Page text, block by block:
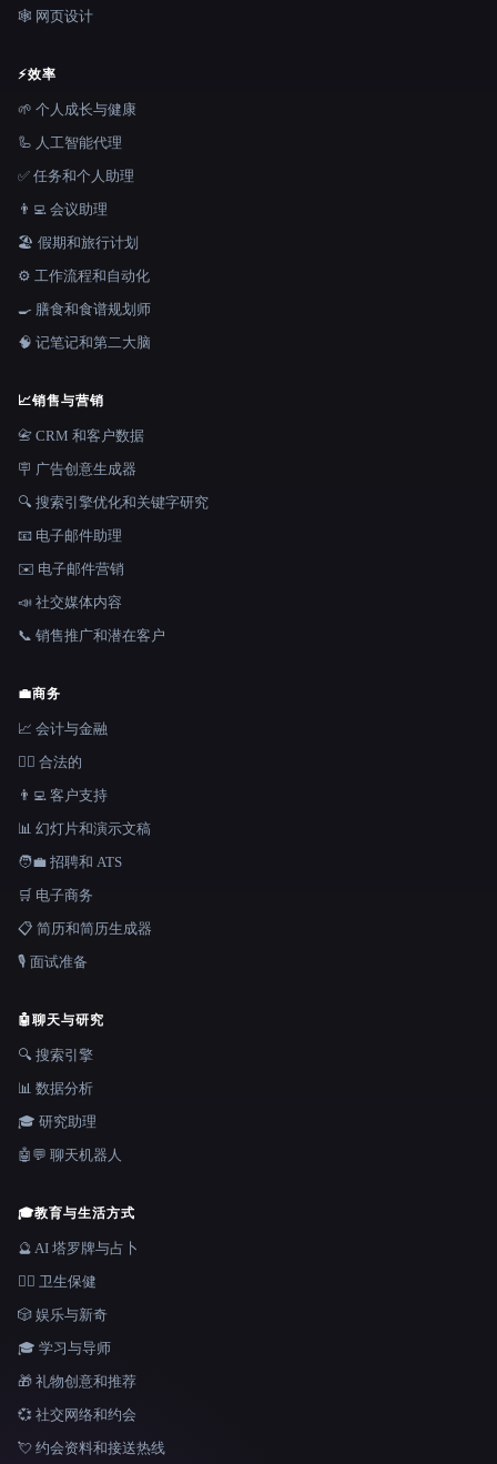
🕸 网页设计
⚡效率
🌱 个人成长与健康
🦾 人工智能代理
✅ 任务和个人助理
👨‍💻 会议助理
🏖 假期和旅行计划
⚙️ 工作流程和自动化
🍳 膳食和食谱规划师
🧠 记笔记和第二大脑
📈销售与营销
📇 CRM 和客户数据
🪧 广告创意生成器
🔍 搜索引擎优化和关键字研究
📧 电子邮件助理
✉️ 电子邮件营销
📣 社交媒体内容
📞 销售推广和潜在客户
💼商务
📈 会计与金融
👩‍⚖️ 合法的
👨‍💻 客户支持
📊 幻灯片和演示文稿
🧑‍💼 招聘和 ATS
🛒 电子商务
📋 简历和简历生成器
🎙️ 面试准备
🤖聊天与研究
🔍 搜索引擎
📊 数据分析
🎓 研究助理
🤖💬 聊天机器人
🎓教育与生活方式
🔮 AI 塔罗牌与占卜
👩‍⚕️ 卫生保健
🎲 娱乐与新奇
🎓 学习与导师
🎁 礼物创意和推荐
💞 社交网络和约会
💘 约会资料和接送热线